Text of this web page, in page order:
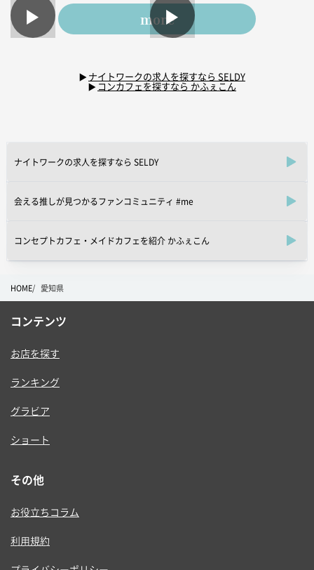
▶ ▶
more
ナイトワークの求人を探すなら SELDY
コンカフェを探すなら かふぇこん
ナイトワークの求人を探すなら SELDY
会える推しが見つかるファンコミュニティ #me
コンセプトカフェ・メイドカフェを紹介 かふぇこん
HOME 愛知県
コンテンツ
お店を探す
ランキング
グラビア
ショート
その他
お役立ちコラム
利用規約